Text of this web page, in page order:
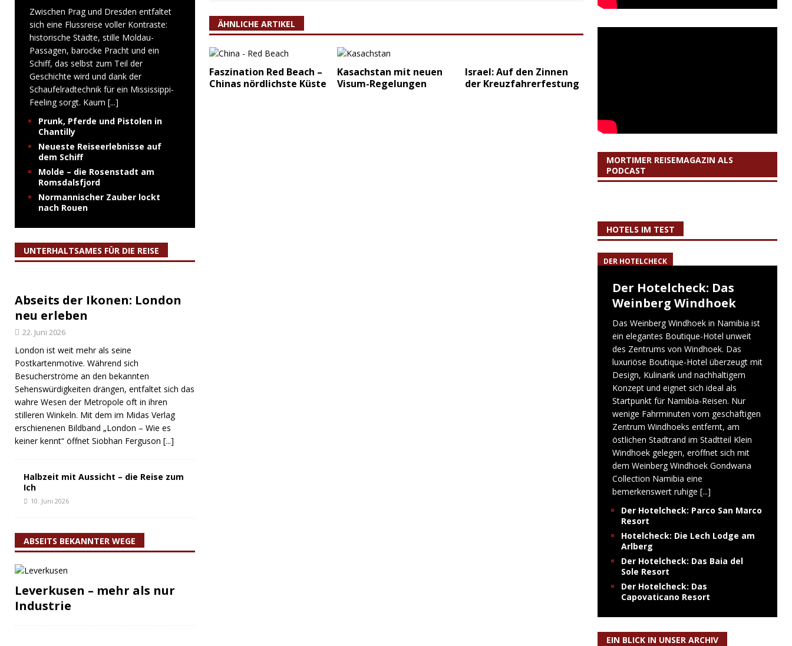
ÄHNLICHE ARTIKEL
Faszination Red Beach –
Chinas nördlichste Küste
Kasachstan mit neuen
Visum-Regelungen
Israel: Auf den Zinnen
der Kreuzfahrerfestung
Zwischen Prag und Dresden entfaltet
sich eine Flussreise voller Kontraste:
historische Städte, stille Moldau-
Passagen, barocke Pracht und ein
Schiff, das selbst zum Teil der
Geschichte wird und dank der
Schaufelradtechnik für ein Mississippi-
Feeling sorgt. Kaum [...]
Prunk, Pferde und Pistolen in
Chantilly
Neueste Reiseerlebnisse auf
dem Schiff
Molde – die Rosenstadt am
Romsdalsfjord
Normannischer Zauber lockt
nach Rouen
UNTERHALTSAMES FÜR DIE REISE
Abseits der Ikonen: London
neu erleben
22. Juni 2026
London ist weit mehr als seine
Postkartenmotive. Während sich
Besucherströme an den bekannten
Sehenswürdigkeiten drängen, entfaltet sich das
wahre Wesen der Metropole oft in ihren
stilleren Winkeln. Mit dem im Midas Verlag
erschienenen Bildband „London – Wie es
keiner kennt“ öffnet Siobhan Ferguson [...]
Halbzeit mit Aussicht – die Reise zum
Ich
10. Juni 2026
ABSEITS BEKANNTER WEGE
Leverkusen – mehr als nur
Industrie
MORTIMER REISEMAGAZIN ALS
PODCAST
HOTELS IM TEST
DER HOTELCHECK
Der Hotelcheck: Das
Weinberg Windhoek
Das Weinberg Windhoek in Namibia ist
ein elegantes Boutique-Hotel unweit
des Zentrums von Windhoek. Das
luxuriöse Boutique-Hotel überzeugt mit
Design, Kulinarik und nachhaltigem
Konzept und eignet sich ideal als
Startpunkt für Namibia-Reisen. Nur
wenige Fahrminuten vom geschäftigen
Zentrum Windhoeks entfernt, am
östlichen Stadtrand im Stadtteil Klein
Windhoek gelegen, eröffnet sich mit
dem Weinberg Windhoek Gondwana
Collection Namibia eine
bemerkenswert ruhige [...]
Der Hotelcheck: Parco San Marco
Resort
Hotelcheck: Die Lech Lodge am
Arlberg
Der Hotelcheck: Das Baia del
Sole Resort
Der Hotelcheck: Das
Capovaticano Resort
EIN BLICK IN UNSER ARCHIV